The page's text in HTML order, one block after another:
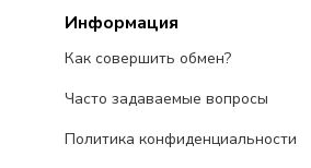
Информация
Как совершить обмен?
Часто задаваемые вопросы
Политика конфиденциальности